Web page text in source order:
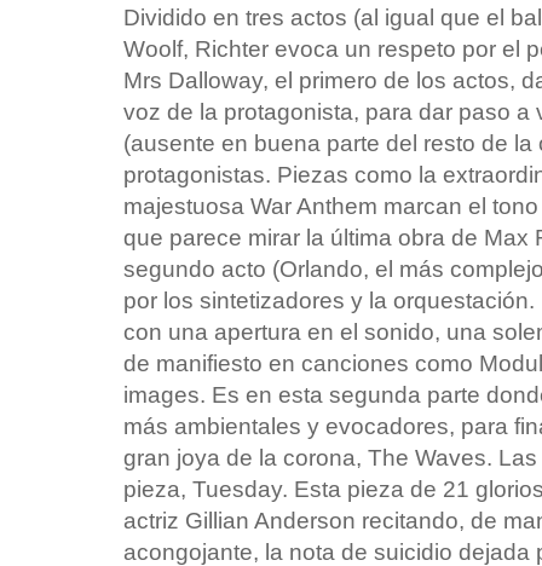
Dividido en tres actos (al igual que el
Woolf, Richter evoca un respeto por el
Mrs Dalloway, el primero de los actos,
voz de la protagonista, para dar paso
(ausente en buena parte del resto de
protagonistas. Piezas como la
majestuosa War Anthem marcan el
que parece mirar la última obra de Max
segundo acto (Orlando, el más
por los sintetizadores y la
con una apertura en el sonido, una
de manifiesto en canciones como
images. Es en esta segunda parte
más ambientales y evocadores, para
gran joya de la corona, The Waves.
pieza, Tuesday. Esta pieza de 21
actriz Gillian Anderson recitando, de
acongojante, la nota de suicidio dejada